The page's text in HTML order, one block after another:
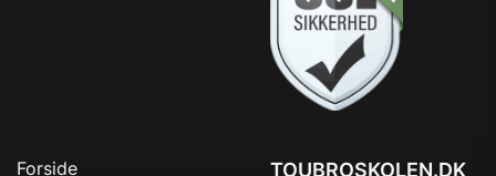
Forside TOUBROSKOLEN.DK